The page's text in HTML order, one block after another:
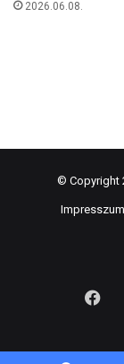
© Copyright
Impresszum